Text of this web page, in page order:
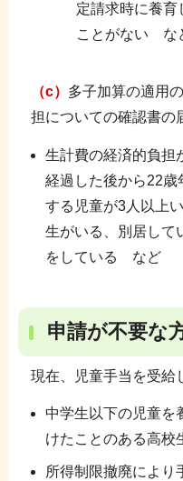
定請求時に養育
ことがない
（c） 多子加算の適用
担についての確認書の
生計費の経済的負担
経過した後から22歳
する児童が3人以上
生がいる、別居して
をしている など
申請が不要な
現在、児童手当を受給
中学生以下の児童を
けたことのある高校
所得制限撤廃によ